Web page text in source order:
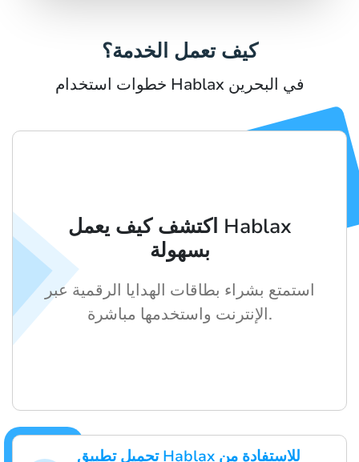
كيف تعمل الخدمة؟
خطوات استخدام Hablax في البحرين
تحميل تطبيق Hablax للاستفادة من
اكتشف كيف يعمل Hablax
بسهولة
استمتع بشراء بطاقات الهدايا الرقمية عبر
الإنترنت واستخدمها مباشرة.